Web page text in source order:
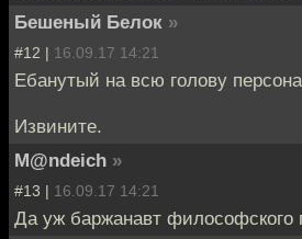
Бешеный Белок »
#12 | 16.09.17 14:21
Ебанутый на всю голову
Извините.
M@ndeich »
#13 | 16.09.17 14:21
Да уж баржанавт философского